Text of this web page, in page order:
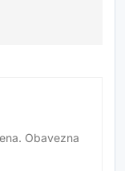
Obavezna